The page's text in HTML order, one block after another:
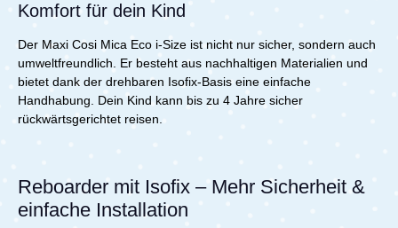
Komfort für dein Kind
Der Maxi Cosi Mica Eco i-Size ist nicht nur sicher, sondern auch
umweltfreundlich. Er besteht aus nachhaltigen Materialien und
bietet dank der drehbaren Isofix-Basis eine einfache
Handhabung. Dein Kind kann bis zu 4 Jahre sicher
rückwärtsgerichtet reisen.
Reboarder mit Isofix – Mehr Sicherheit &
einfache Installation